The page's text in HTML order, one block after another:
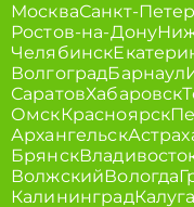
МоскваСанкт-
Ростов-на-Дону
Челябинск
ВолгоградБарнаул
СаратовХабаровск
ОмскКрасноярск
Архангельск
Брянск
ВолжскийВологда
КалининградКалуга